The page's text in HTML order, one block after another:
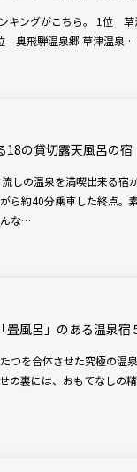
温泉 3位 箱根温泉郷 4位 熱海温泉 5位 奥飛騨温泉郷 草津温泉…
18の貸切露天風呂の宿
しの温泉を満喫出来る宿
ら約40分乗車した終点。
な…
畳風呂」のある温泉宿
つを合体させた究極の温
の裏には、おもてなしの